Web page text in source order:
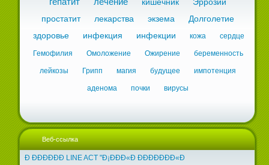
кишечник
Эррозии
простатит
лекарства экзема
Долголетие
здоровье
инфекция инфекции кожа сердце
Гемофилия Омоложение Ожирение беременность
лейкозы Грипп магия будущее импотенция
аденома почки вирусы
Веб-ссылка
Ð ÐÐÐÐÐÐ LINE ACT "Ð¡ÐÐÐ«Ð ÐÐÐÐÐÐÐ«Ð